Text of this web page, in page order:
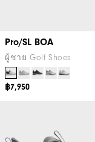
Pro/SL BOA
ผู้ชาย Golf Shoes
฿7,950